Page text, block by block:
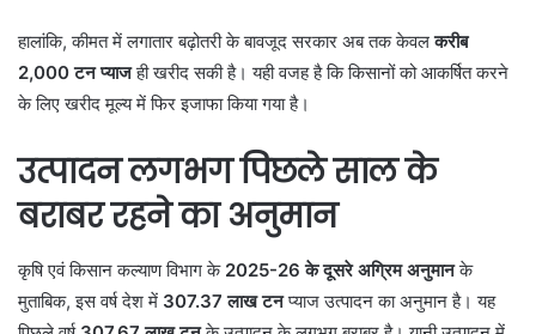
हालांकि, कीमत में लगातार बढ़ोतरी के बावजूद सरकार अब तक केवलकरीब
2,000 टन प्याजही खरीद सकी है। यही वजह है कि किसानों को आकर्षित करने
के लिए खरीद मूल्य में फिर इजाफा किया गया है।
उत्पादन लगभग पिछले साल के
बराबर रहने का अनुमान
कृषि एवं किसान कल्याण विभाग के 2025-26 के दूसरे अग्रिम अनुमानके
मुताबिक, इस वर्ष देश में 307.37 लाख टनप्याज उत्पादन का अनुमान है। यह